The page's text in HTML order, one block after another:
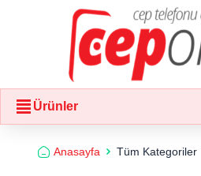
Ürünler
Anasayfa Tüm Kategoriler